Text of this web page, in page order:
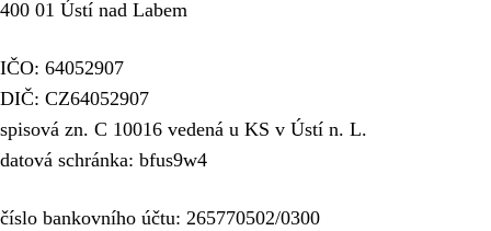
400 01 Ústí nad Labem
IČO: 64052907
DIČ: CZ64052907
spisová zn. C 10016 vedená u KS v Ústí n. L.
datová schránka: bfus9w4
číslo bankovního účtu: 265770502/0300